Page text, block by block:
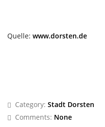
Quelle: www.dorsten.de
Category: Stadt Dorsten
Comments: None